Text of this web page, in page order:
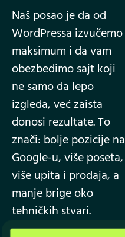
Naš posao je da od
WordPressa izvučemo
maksimum i da vam
obezbedimo sajt koji
ne samo da lepo
izgleda, već zaista
donosi rezultate. To
znači: bolje pozicije na
Google-u, više poseta,
više upita i prodaja, a
manje brige oko
tehničkih stvari.